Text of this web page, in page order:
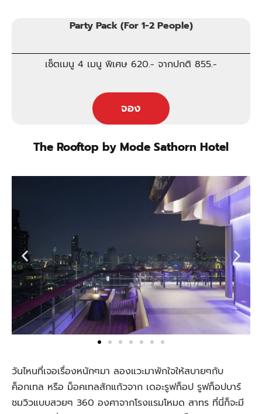
Party Pack (For 1-2 People)
เซ็ตเมนู 4 เมนู พิเศษ 620.- จากปกติ 855.-
จอง
The Rooftop by Mode Sathorn Hotel
วันไหนที่เจอเรื่องหนักๆมา ลองแวะมาพักใจให้สบายๆกับ
ค็อกเทล หรือ ม็อคเทลสักแก้วจาก เดอะรูฟท็อป รูฟท็อปบาร์
ชมวิวแบบสวยๆ 360 องศาจากโรงแรมโหมด สาทร ที่นี่ก็จะมี